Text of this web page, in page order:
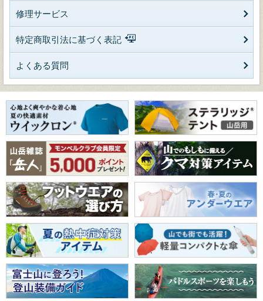
修理サービス
特定商取引法に基づく表記
よくある質問